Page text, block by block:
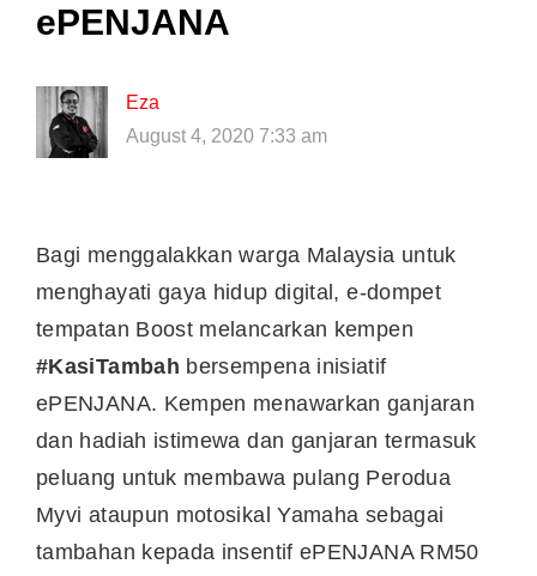
ePENJANA
Eza
August 4, 2020 7:33 am
Bagi menggalakkan warga Malaysia untuk
menghayati gaya hidup digital, e-dompet
tempatan Boost melancarkan kempen
#KasiTambah bersempena inisiatif
ePENJANA. Kempen menawarkan ganjaran
dan hadiah istimewa dan ganjaran termasuk
peluang untuk membawa pulang Perodua
Myvi ataupun motosikal Yamaha sebagai
tambahan kepada insentif ePENJANA RM50